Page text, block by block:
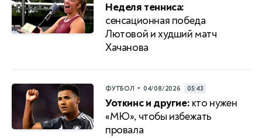
Неделя тенниса:
сенсационная победа
Лютовой и худший матч
Хачанова
ФУТБОЛ • 04/08/2026 05:43
Уоткинс и другие: кто нужен
«МЮ», чтобы избежать
провала